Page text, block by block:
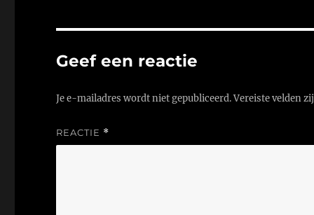
Geef een reactie
Je e-mailadres wordt niet gepubliceerd.Vereiste velden
REACTIE *